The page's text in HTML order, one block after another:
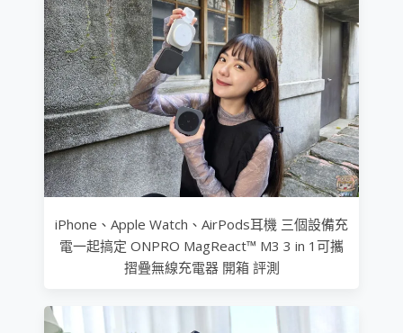
iPhone、Apple Watch、AirPods耳機 三個設備充
電一起搞定 ONPRO MagReact™ M3 3 in 1可攜
摺疊無線充電器 開箱 評測